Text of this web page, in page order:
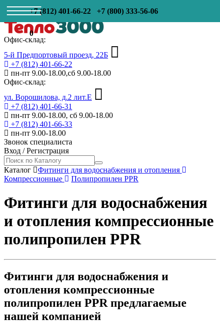
+7 (812) 401-66-22 +7 (800) 333-56-06
0
Офис-склад:
5-й Предпортовый проезд, 22Б
+7 (812) 401-66-22
пн-пт 9.00-18.00,сб 9.00-18.00
Офис-склад:
ул. Ворошилова, д.2 лит.Е
+7 (812) 401-66-31
пн-пт 9.00-18.00, сб 9.00-18.00
+7 (812) 401-66-33
пн-пт 9.00-18.00
Звонок специалиста
Вход /Регистрация
Каталог
Фитинги для водоснабжения и отопления
Компрессионные
Полипропилен PPR
Фитинги для водоснабжения
и отопления компрессионные
полипропилен PPR
Фитинги для водоснабжения и
отопления компрессионные
полипропилен PPR предлагаемые
нашей компанией